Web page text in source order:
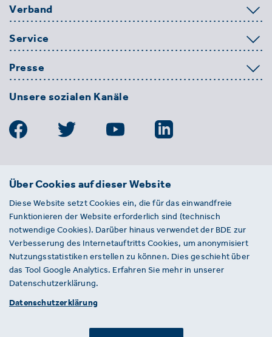
Verband
Service
Presse
Unsere sozialen Kanäle
BDE
Entsorgungs-, Wasser- und
Kreislaufwirtschaft e. V.
Von-der-Heydt-Straße 2
D 10785 Berlin
Sie haben einen Fehler auf unserer Website
gefunden? Ihnen ist ein defekter Link
aufgefallen? Wir freuen uns über Ihren
Über Cookies auf dieser Website
Diese Website setzt Cookies ein, die für das einwandfreie
Funktionieren der Website erforderlich sind (technisch
notwendige Cookies). Darüber hinaus verwendet der BDE zur
Verbesserung des Internetauftritts Cookies, um anonymisiert
Nutzungsstatistiken erstellen zu können. Dies geschieht über
das Tool Google Analytics. Erfahren Sie mehr in unserer
Datenschutzerklärung.
Datenschutzerklärung